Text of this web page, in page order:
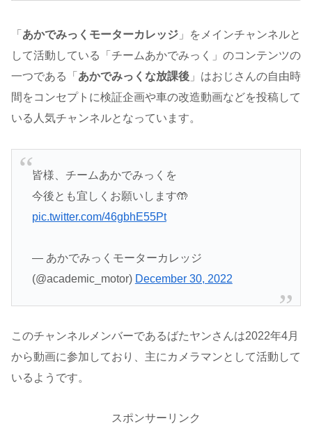
「 あかでみっくモーターカレッジ 」をメインチャンネルと
して活動している「チームあかでみっく」のコンテンツの
一つである「 あかでみっくな放課後 」はおじさんの自由時
間をコンセプトに検証企画や車の改造動画などを投稿して
いる人気チャンネルとなっています。
皆様、チームあかでみっくを
今後とも宜しくお願いします🤲
pic.twitter.com/46gbhE55Pt
— あかでみっくモーターカレッジ
(@academic_motor) December 30, 2022
このチャンネルメンバーであるばたヤンさんは2022年4月
から動画に参加しており、主にカメラマンとして活動して
いるようです。
スポンサーリンク